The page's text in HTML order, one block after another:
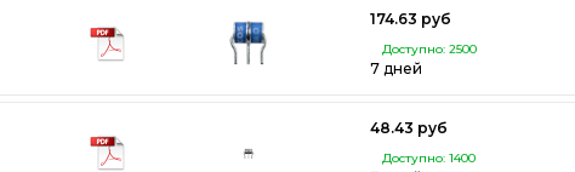
174.63 руб
Доступно: 2500
7 дней
48.43 руб
Доступно: 1400